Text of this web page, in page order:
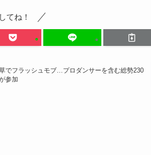
てね！
でフラッシュモブ…プロダンサーを含む総勢230
参加